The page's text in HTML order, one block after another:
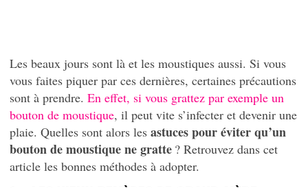
Les beaux jours sont là et les moustiques aussi. Si vous
vous faites piquer par ces dernières, certaines précautions
sont à prendre. En effet, si vous grattez par exemple un
bouton de moustique, il peut vite s’infecter et devenir une
plaie. Quelles sont alors les astuces pour éviter qu’un
bouton de moustique ne gratte ? Retrouvez dans cet
article les bonnes méthodes à adopter.